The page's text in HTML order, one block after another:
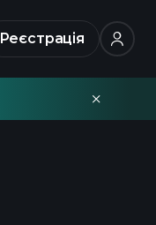
Реєстрація